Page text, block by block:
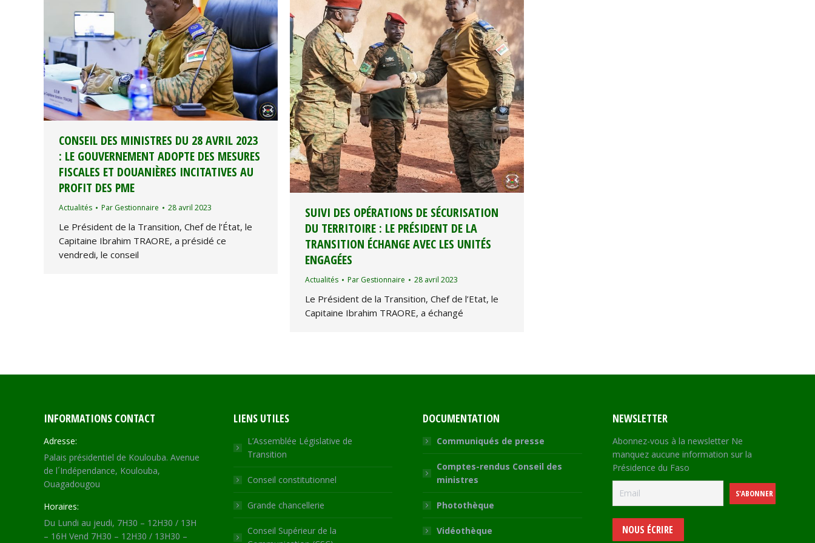
CONSEIL DES MINISTRES DU 28 AVRIL 2023
: LE GOUVERNEMENT ADOPTE DES MESURES
FISCALES ET DOUANIÈRES INCITATIVES AU
PROFIT DES PME
Actualités Par Gestionnaire 28 avril 2023
Le Président de la Transition, Chef de l’État, le
Capitaine Ibrahim TRAORE, a présidé ce
vendredi, le conseil
SUIVI DES OPÉRATIONS DE SÉCURISATION
DU TERRITOIRE : LE PRÉSIDENT DE LA
TRANSITION ÉCHANGE AVEC LES UNITÉS
ENGAGÉES
Actualités Par Gestionnaire 28 avril 2023
Le Président de la Transition, Chef de l’Etat, le
Capitaine Ibrahim TRAORE, a échangé
INFORMATIONS CONTACT
Adresse:
Palais présidentiel de Koulouba. Avenue
de l´Indépendance, Koulouba,
Ouagadougou
Horaires:
Du Lundi au jeudi, 7H30 – 12H30 / 13H
– 16H Vend 7H30 – 12H30 / 13H30 –
LIENS UTILES
L’Assemblée Législative de
Transition
Conseil constitutionnel
Grande chancellerie
Conseil Supérieur de la
DOCUMENTATION
Communiqués de presse
Comptes-rendus Conseil des
ministres
Photothèque
Vidéothèque
NEWSLETTER
Abonnez-vous à la newsletter Ne
manquez aucune information sur la
Présidence du Faso
NOUS ÉCRIRE